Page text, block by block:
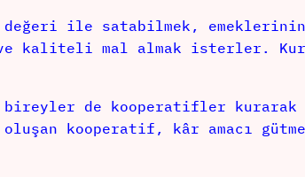
ile satabilmek, emeklerinin
ve kaliteli mal almak isterler.
de kooperatifler
kooperatif, kâr amacı